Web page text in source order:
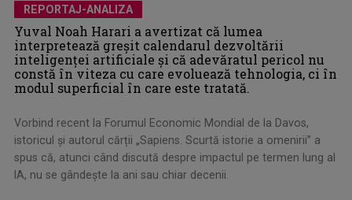
REPORTAJ-ANALIZA
Yuval Noah Harari a avertizat că lumea
interpretează greșit calendarul dezvoltării
inteligenței artificiale și că adevăratul pericol nu
constă în viteza cu care evoluează tehnologia, ci în
modul superficial în care este tratată.
Vorbind recent la Forumul Economic Mondial de la Davos,
istoricul și autorul cărții „Sapiens. Scurtă istorie a omenirii” a
spus că, atunci când discută despre impactul pe termen lung al
IA, nu se gândește la ani sau chiar decenii.